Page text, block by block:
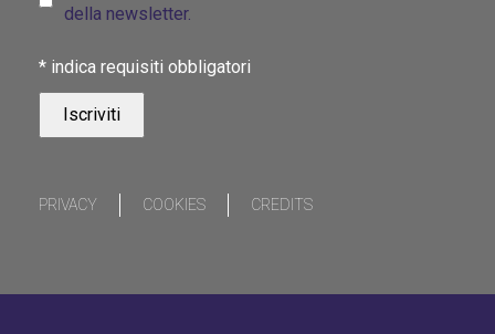
della newsletter.
* indica requisiti obbligatori
PRIVACY COOKIES CREDITS